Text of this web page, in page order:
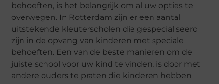
behoeften, is het belangrijk om al uw opties te
overwegen. In Rotterdam zijn er een aantal
uitstekende kleuterscholen die gespecialiseerd
zijn in de opvang van kinderen met speciale
behoeften. Een van de beste manieren om de
juiste school voor uw kind te vinden, is door met
andere ouders te praten die kinderen hebben